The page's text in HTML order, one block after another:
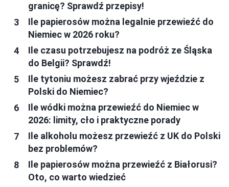
granicę? Sprawdź przepisy!
Ile papierosów można legalnie przewieźć do
Niemiec w 2026 roku?
Ile czasu potrzebujesz na podróż ze Śląska
do Belgii? Sprawdź!
Ile tytoniu możesz zabrać przy wjeździe z
Polski do Niemiec?
Ile wódki można przewieźć do Niemiec w
2026: limity, cło i praktyczne porady
Ile alkoholu możesz przewieźć z UK do Polski
bez problemów?
Ile papierosów można przewieźć z Białorusi?
Oto, co warto wiedzieć